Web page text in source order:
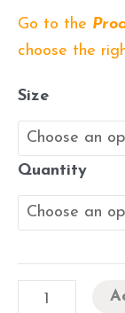
Go to the
choose the
Size
Quantity